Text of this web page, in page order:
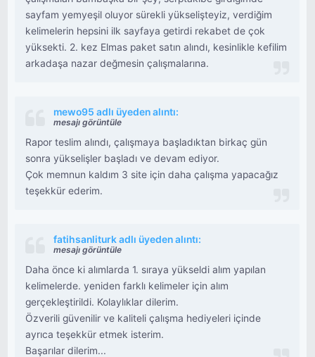
sayfam yemyeşil oluyor sürekli yükselişteyiz, verdiğim
kelimelerin hepsini ilk sayfaya getirdi rekabet de çok
yüksekti. 2. kez Elmas paket satın alındı, kesinlikle kefilim
arkadaşa nazar değmesin çalışmalarına.
mewo95 adlı üyeden alıntı:
mesajı görüntüle
Rapor teslim alındı, çalışmaya başladıktan birkaç gün
sonra yükselişler başladı ve devam ediyor.
Çok memnun kaldım 3 site için daha çalışma yapacağız
teşekkür ederim.
fatihsanliturk adlı üyeden alıntı:
mesajı görüntüle
Daha önce ki alımlarda 1. sıraya yükseldi alım yapılan
kelimelerde. yeniden farklı kelimeler için alım
gerçekleştirildi. Kolaylıklar dilerim.
Özverili güvenilir ve kaliteli çalışma hediyeleri içinde
ayrıca teşekkür etmek isterim.
Başarılar dilerim...